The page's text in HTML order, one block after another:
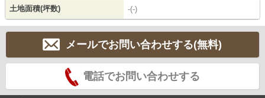
土地面積(坪数) -(-)
メールでお問い合わせする(無料)
電話でお問い合わせする